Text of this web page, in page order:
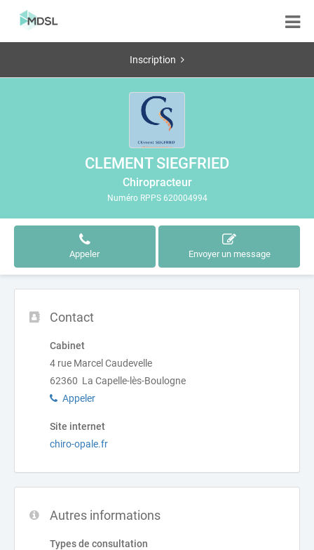
Inscription
CLEMENT SIEGFRIED
Chiropracteur
Numéro RPPS 620004994
Appeler Envoyer un message
Contact
Cabinet
4 rue Marcel Caudevelle
62360 La Capelle-lès-Boulogne
Appeler
Site internet
chiro-opale.fr
Autres informations
Types de consultation